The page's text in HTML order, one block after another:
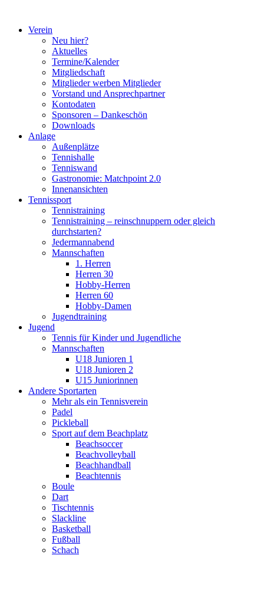
springenVerein
Neu hier?
Aktuelles
Termine/Kalender
Mitgliedschaft
Mitglieder werben Mitglieder
Vorstand und Ansprechpartner
Kontodaten
Sponsoren – Dankeschön
Downloads
Anlage
Außenplätze
Tennishalle
Tenniswand
Gastronomie: Matchpoint 2.0
Innenansichten
Tennissport
Tennistraining
Tennistraining – reinschnuppern oder gleich
durchstarten?
Jedermannabend
Mannschaften
1. Herren
Herren 30
Hobby-Herren
Herren 60
Hobby-Damen
Jugendtraining
Jugend
Tennis für Kinder und Jugendliche
Mannschaften
U18 Junioren 1
U18 Junioren 2
U15 Juniorinnen
Andere Sportarten
Mehr als ein Tennisverein
Padel
Pickleball
Sport auf dem Beachplatz
Beachsoccer
Beachvolleyball
Beachhandball
Beachtennis
Boule
Dart
Tischtennis
Slackline
Basketball
Fußball
Schach